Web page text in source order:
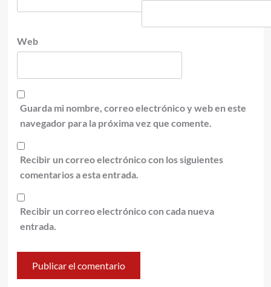
Web
Guarda mi nombre, correo electrónico y web en este
navegador para la próxima vez que comente.
Recibir un correo electrónico con los siguientes
comentarios a esta entrada.
Recibir un correo electrónico con cada nueva
entrada.